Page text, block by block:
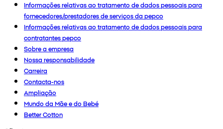
Informações relativas ao tratamento de dados pessoais para
fornecedores/prestadores de serviços da pepco
Informações relativas ao tratamento de dados pessoais para
contratantes pepco
Sobre a empresa
Nossa responsabilidade
Carreira
Contacta-nos
Ampliação
Mundo da Mãe e do Bebé
Better Cotton